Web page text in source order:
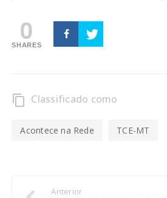
0
SHARES
content_copy Classificado como
Acontece na Rede TCE-MT
Anterior